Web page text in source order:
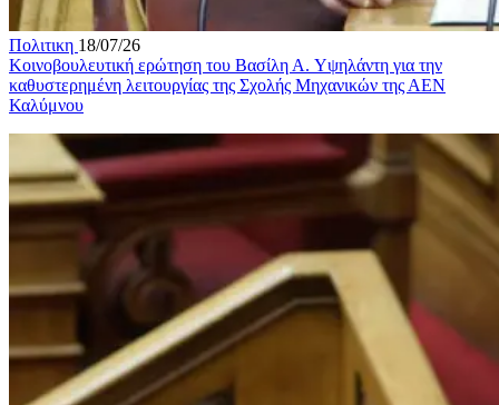
Πολιτικη 18/07/26
Κοινοβουλευτική ερώτηση του Βασίλη Α. Υψηλάντη για την
καθυστερημένη λειτουργίας της Σχολής Μηχανικών της ΑΕΝ
Καλύμνου